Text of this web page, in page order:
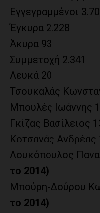
Εγγεγραμμένοι
Έγκυρα 2.228
Άκυρα 93
Συμμετοχή 2.341
Λευκά 20
Τσουκαλάς
Μπουλές Ιωάννης
Γκίζας Βασίλειος
Κοτσανάς Ανδρέας
Λουκόπουλος
το 2014)
Μπούρη-Δούρου
το 2014)